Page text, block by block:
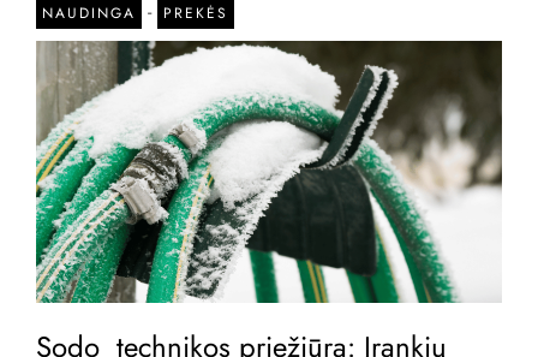
NAUDINGA - PREKĖS
Sodo technikos priežiūra: Įrankių